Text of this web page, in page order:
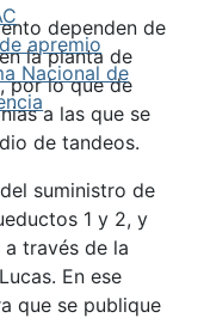
apremio
Nacional de
dependen de
la planta de
por lo que de
a las que se
de tandeos.
suministro de
1 y 2, y
través de la
En ese
que se publique